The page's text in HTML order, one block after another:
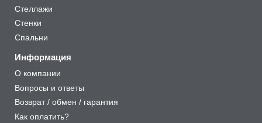
Стеллажи
Стенки
Спальни
Информация
О компании
Вопросы и ответы
Возврат / обмен / гарантия
Как оплатить?